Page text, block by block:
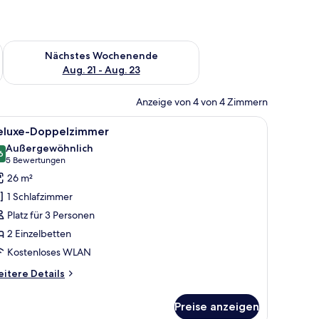
Aug. 14 - Aug. 16.
Nächstes Wochenende
Aug. 21 - Aug. 23
Überprüfe die Verfügbarkeit für nächstes Wochenende, Aug.
Anzeige von 4 von 4 Zimmern
und einem fenster mit Vorhängen.
zwei Stühlen, einem Schreibtisch, einem Kleiderschrank und einem
Ein Hotelzimmer mit einem großen Bett,
6 Doppelzimmer
von 10
Außergewöhnlich
5 Bewertungen
(5
Bewertungen)
26 m²
1 Schlafzimmer
Platz für 3 Personen
2 Einzelbetten
Kostenloses WLAN
Details
Preise anzeigen